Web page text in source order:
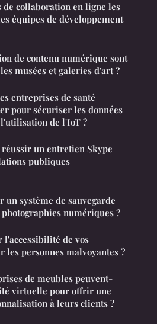
de collaboration en ligne les
équipes de développement
de contenu numérique sont
musées et galeries d'art ?
entreprises de santé
pour sécuriser les données
de l'IoT ?
un entretien Skype
publiques
un système de sauvegarde
numériques ?
de vos
les personnes malvoyantes ?
de meubles peuvent-
virtuelle pour offrir une
à leurs clients ?